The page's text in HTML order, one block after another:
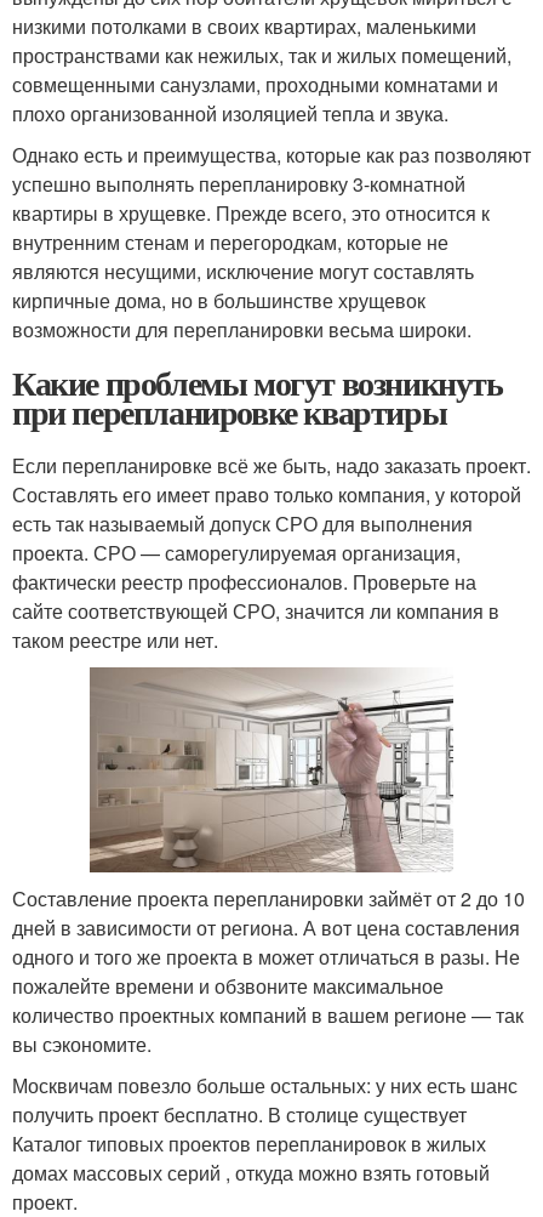
низкими потолками в своих квартирах, маленькими
пространствами как нежилых, так и жилых помещений,
совмещенными санузлами, проходными комнатами и
плохо организованной изоляцией тепла и звука.
Однако есть и преимущества, которые как раз позволяют
успешно выполнять перепланировку 3-комнатной
квартиры в хрущевке. Прежде всего, это относится к
внутренним стенам и перегородкам, которые не
являются несущими, исключение могут составлять
кирпичные дома, но в большинстве хрущевок
возможности для перепланировки весьма широки.
Какие проблемы могут возникнуть
при перепланировке квартиры
Если перепланировке всё же быть, надо заказать проект.
Составлять его имеет право только компания, у которой
есть так называемый допуск СРО для выполнения
проекта. СРО — саморегулируемая организация,
фактически реестр профессионалов. Проверьте на
сайте соответствующей СРО, значится ли компания в
таком реестре или нет.
Составление проекта перепланировки займёт от 2 до 10
дней в зависимости от региона. А вот цена составления
одного и того же проекта в может отличаться в разы. Не
пожалейте времени и обзвоните максимальное
количество проектных компаний в вашем регионе — так
вы сэкономите.
Москвичам повезло больше остальных: у них есть шанс
получить проект бесплатно. В столице существует
Каталог типовых проектов перепланировок в жилых
домах массовых серий , откуда можно взять готовый
проект.